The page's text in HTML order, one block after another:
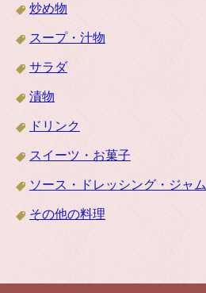
炒め物
スープ・汁物
サラダ
漬物
ドリンク
スイーツ・お菓子
ソース・ドレッシング・ジャム
その他の料理